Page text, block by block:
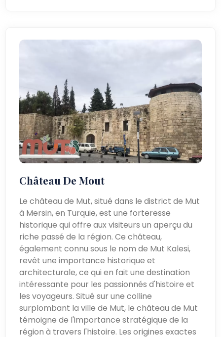
Château De Mout
Le château de Mut, situé dans le district de Mut
à Mersin, en Turquie, est une forteresse
historique qui offre aux visiteurs un aperçu du
riche passé de la région. Ce château,
également connu sous le nom de Mut Kalesi,
revêt une importance historique et
architecturale, ce qui en fait une destination
intéressante pour les passionnés d'histoire et
les voyageurs. Situé sur une colline
surplombant la ville de Mut, le château de Mut
témoigne de l'importance stratégique de la
région à travers l'histoire. Les origines exactes